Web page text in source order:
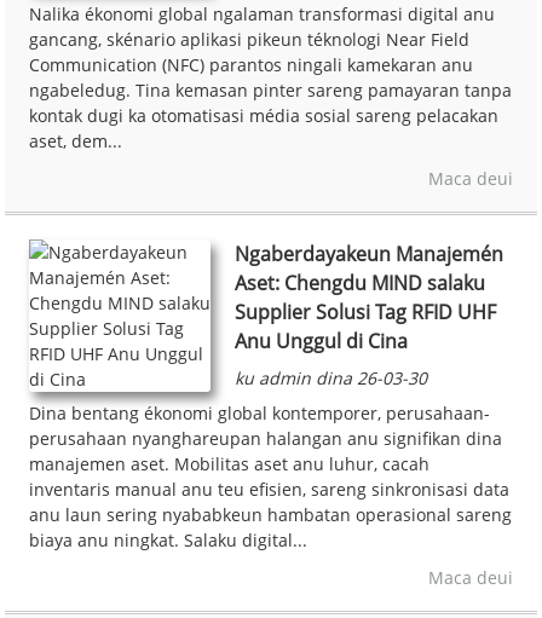
Nalika ékonomi global ngalaman transformasi digital anu
gancang, skénario aplikasi pikeun téknologi Near Field
Communication (NFC) parantos ningali kamekaran anu
ngabeledug. Tina kemasan pinter sareng pamayaran tanpa
kontak dugi ka otomatisasi média sosial sareng pelacakan
aset, dem...
Maca deui
Ngaberdayakeun Manajemén
Aset: Chengdu MIND salaku
Supplier Solusi Tag RFID UHF
Anu Unggul di Cina
ku admin dina 26-03-30
Dina bentang ékonomi global kontemporer, perusahaan-
perusahaan nyanghareupan halangan anu signifikan dina
manajemen aset. Mobilitas aset anu luhur, cacah
inventaris manual anu teu efisien, sareng sinkronisasi data
anu laun sering nyababkeun hambatan operasional sareng
biaya anu ningkat. Salaku digital...
Maca deui